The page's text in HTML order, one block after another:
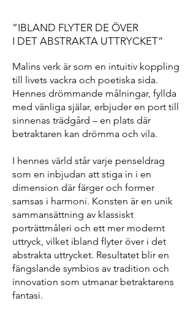
”IBLAND FLYTER DE ÖVER
I DET ABSTRAKTA UTTRYCKET”
Malins verk är som en intuitiv koppling
till livets vackra och poetiska sida.
Hennes drömmande målningar, fyllda
med vänliga själar, erbjuder en port till
sinnenas trädgård – en plats där
betraktaren kan drömma och vila.
I hennes värld står varje penseldrag
som en inbjudan att stiga in i en
dimension där färger och former
samsas i harmoni. Konsten är en unik
sammansättning av klassiskt
porträttmåleri och ett mer modernt
uttryck, vilket ibland flyter över i det
abstrakta uttrycket. Resultatet blir en
fängslande symbios av tradition och
innovation som utmanar betraktarens
fantasi.